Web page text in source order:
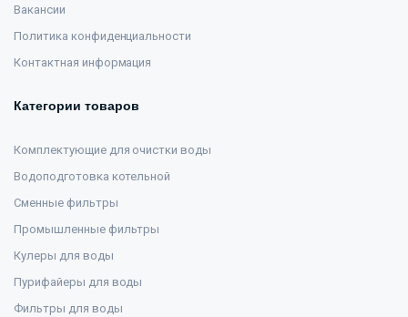
Вакансии
Политика конфиденциальности
Контактная информация
Категории товаров
Комплектующие для очистки воды
Водоподготовка котельной
Сменные фильтры
Промышленные фильтры
Кулеры для воды
Пурифайеры для воды
Фильтры для воды